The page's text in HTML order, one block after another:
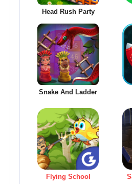
Head Rush Party
Snake And Ladder
Flying School